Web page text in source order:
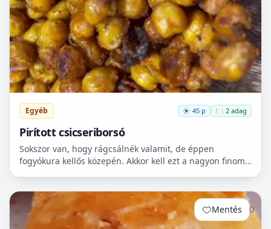
Egyéb 45 p 🍽️ 2 adag
Pirított csicseriborsó
Sokszor van, hogy rágcsálnék valamit, de éppen
fogyókura kellős közepén. Akkor kell ezt a nagyon finom
Mentés 0